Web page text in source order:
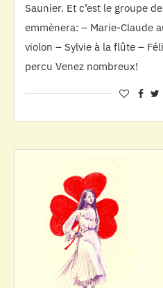
Saunier. Et c’est le groupe
emmènera: – Marie-Claude
violon – Sylvie à la flûte –
percu Venez nombreux!